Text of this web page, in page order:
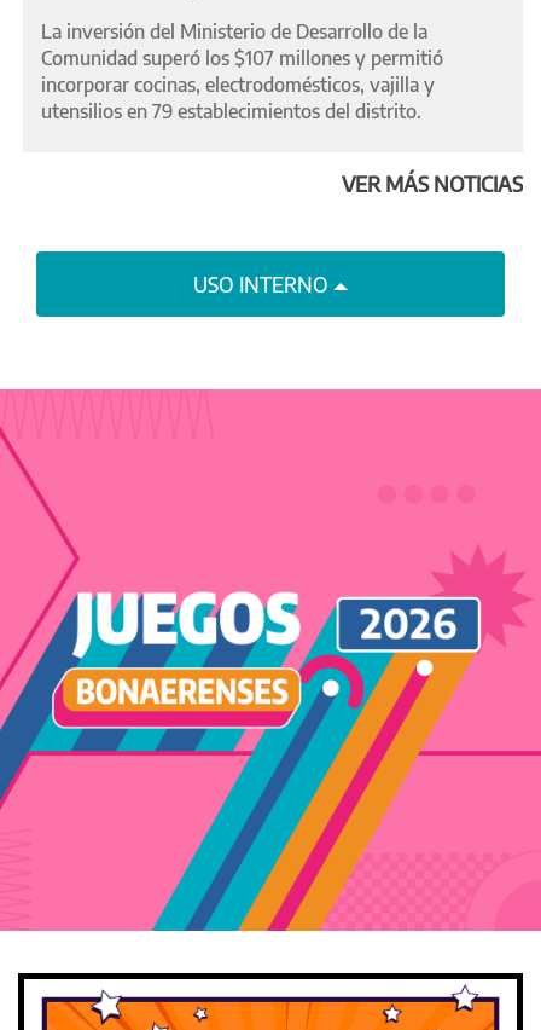
La inversión del Ministerio de Desarrollo de la
Comunidad superó los $107 millones y permitió
incorporar cocinas, electrodomésticos, vajilla y
utensilios en 79 establecimientos del distrito.
VER MÁS NOTICIAS
USO INTERNO